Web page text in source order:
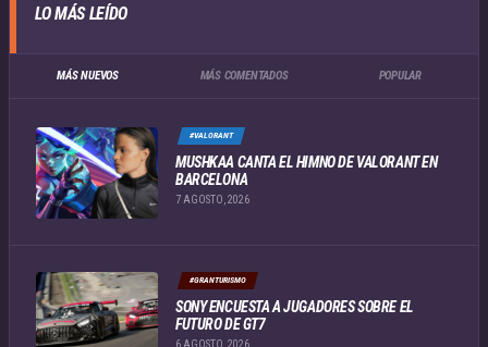
LO MÁS LEÍDO
MÁS NUEVOS MÁS COMENTADOS POPULAR
#VALORANT
MUSHKAA CANTA EL HIMNO DE VALORANT EN
BARCELONA
7 AGOSTO, 2026
#GRANTURISMO
SONY ENCUESTA A JUGADORES SOBRE EL
FUTURO DE GT7
6 AGOSTO, 2026